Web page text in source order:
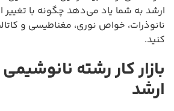
ارشد به شما یاد می‌دهد چگونه با تغییر
نانوذرات، خواص نوری، مغناطیسی و
کنید.
بازار کار رشته
ارشد